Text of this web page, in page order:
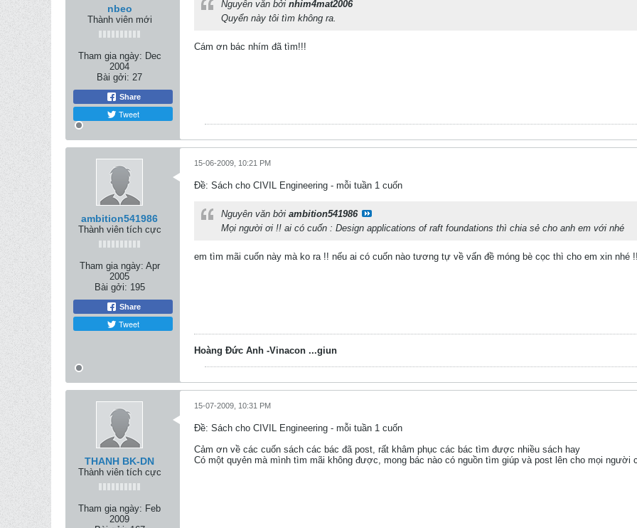
nbeo
Thành viên mới
Tham gia ngày: Dec
2004
Bài gởi: 27
Share
Tweet
Nguyên văn bởi nhim4mat2006
Quyển này tôi tìm không ra.
Cám ơn bác nhím đã tìm!!!
ambition541986
Thành viên tích cực
Tham gia ngày: Apr
2005
Bài gởi: 195
Share
Tweet
15-06-2009, 10:21 PM
Ðề: Sách cho CIVIL Engineering - mỗi tuần 1 cuốn
Nguyên văn bởi ambition541986
Mọi người ơi !! ai có cuốn : Design applications of raft foundations thì chia sẻ cho anh em với nhé
em tìm mãi cuốn này mà ko ra !! nếu ai có cuốn nào tương tự về vấn đề móng bè cọc thì cho em xin nhé
Hoàng Đức Anh -Vinacon ...giun
THANH BK-DN
Thành viên tích cực
Tham gia ngày: Feb
2009
15-07-2009, 10:31 PM
Ðề: Sách cho CIVIL Engineering - mỗi tuần 1 cuốn
Cảm ơn về các cuốn sách các bác đã post, rất khâm phục các bác tìm được nhiều sách hay
Có một quyẻn mà mình tìm mãi không được, mong bác nào có nguồn tìm giúp và post lên cho mọi người